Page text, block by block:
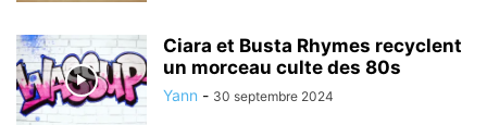
Ciara et Busta Rhymes recyclent
un morceau culte des 80s
Yann - 30 septembre 2024